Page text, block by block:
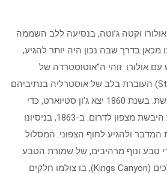
וקטה ג’וטה, בנסיעה ללב השממה
מכאן בדרך שבה נכון היה יותר להגיע,
עם אולורו. זוהי ה”אוטוסטרדה של
סטיוארט” (Stuart Highway) העוברת בלב של אוסטרליה בנתיביהם
של האירופאים חוקרי היבשת. בשנת 1860 יצא ג’ון סטיוארט, כדי
להיות הראשון שיחצה את היבשת מצפון לדרום. ב-1863, בניסיונו
ולהגיע לחוף הצפוני. המסלול
טבע ונוף מרהיבים, של שמורת הטבע
Watarrka בהם קניון המלכים (Kings Canyon), בו צולמו חלקים